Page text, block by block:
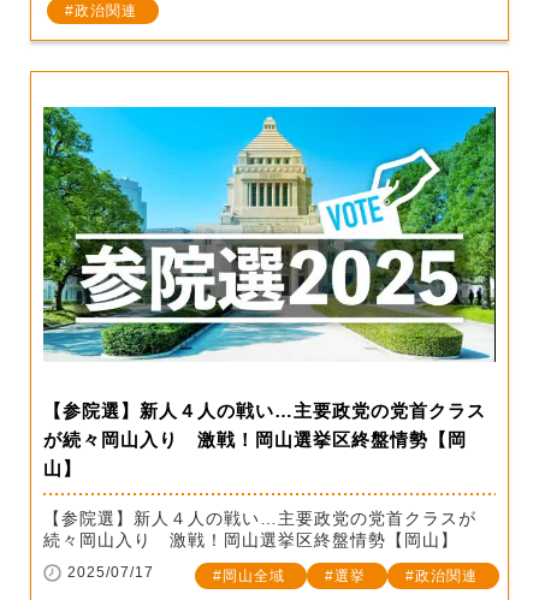
政治関連
【参院選】新人４人の戦い…主要政党の党首クラス
が続々岡山入り 激戦！岡山選挙区終盤情勢【岡
山】
【参院選】新人４人の戦い…主要政党の党首クラスが
続々岡山入り 激戦！岡山選挙区終盤情勢【岡山】
2025/07/17 岡山全域 選挙 政治関連